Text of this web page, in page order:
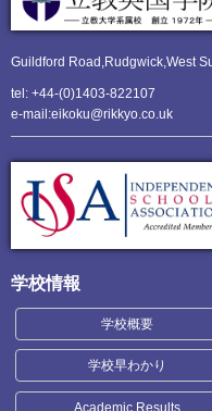
Guildford Road,Rudgwick,West
tel: +44-(0)1403-822107
e-mail:eikoku@rikkyo.co.uk
学校情報
学校概要
学校早わかり
Academic Results